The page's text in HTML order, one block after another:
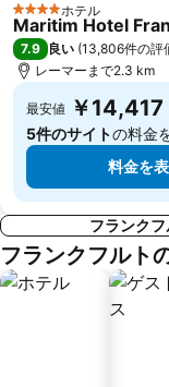
4 ホテルのランク
ホテル
Maritim Hotel
7.9 良い (13,806件の評
レーマーまで2.3 km
最安値 ￥14,417
5件のサイトの料金
料金を
フランク
フランクフルト